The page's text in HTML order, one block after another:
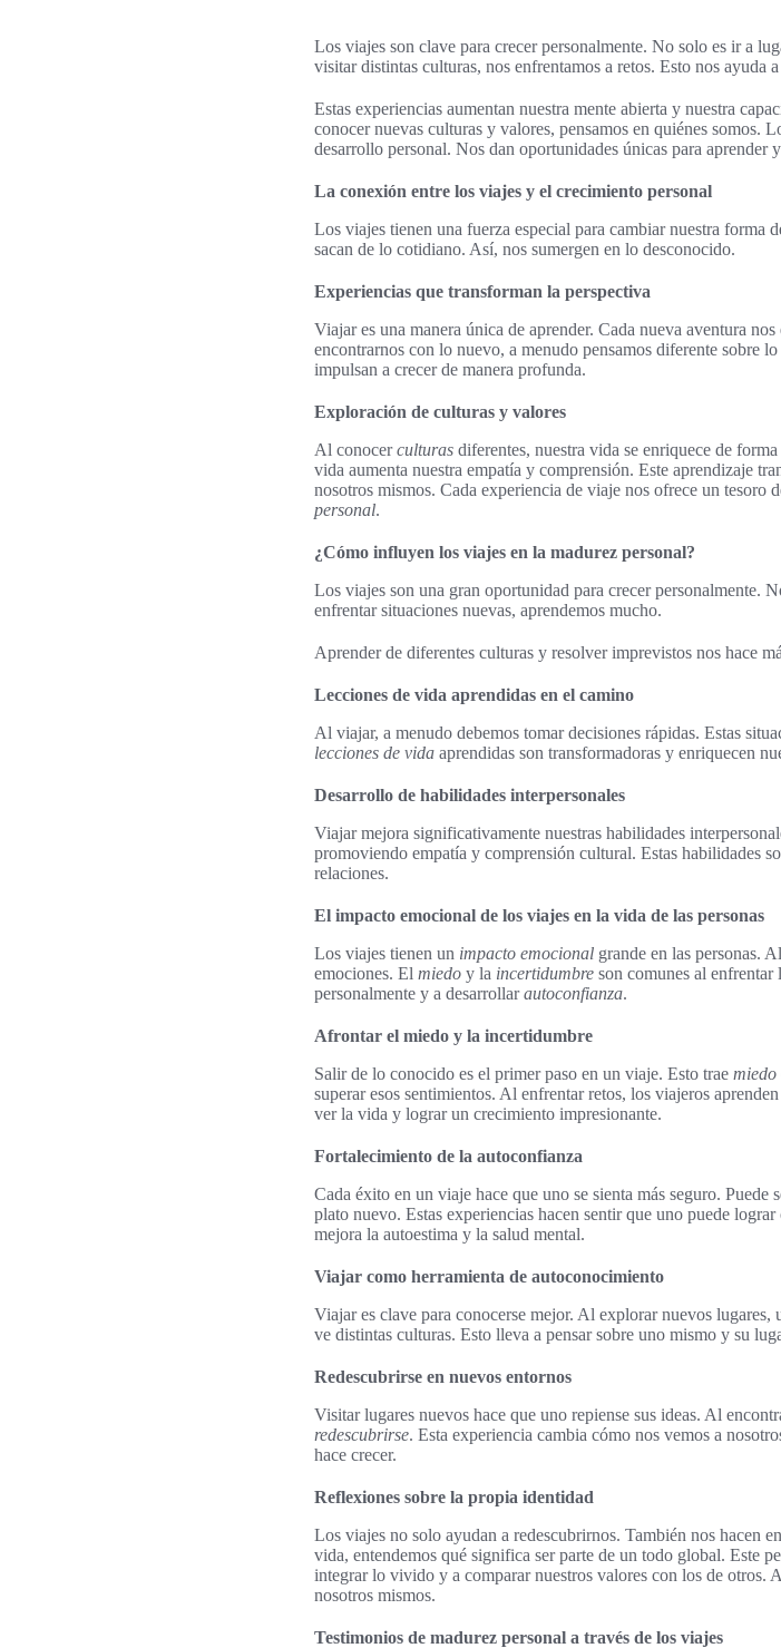
Los viajes son clave para crecer personalmente. No solo es ir a
visitar distintas culturas, nos enfrentamos a retos. Esto nos ayuda
Estas experiencias aumentan nuestra mente abierta y nuestra
conocer nuevas culturas y valores, pensamos en quiénes somos.
desarrollo personal. Nos dan oportunidades únicas para aprender
La conexión entre los viajes y el crecimiento personal
Los viajes tienen una fuerza especial para cambiar nuestra forma
sacan de lo cotidiano. Así, nos sumergen en lo desconocido.
Experiencias que transforman la perspectiva
Viajar es una manera única de aprender. Cada nueva aventura
encontrarnos con lo nuevo, a menudo pensamos diferente sobre
impulsan a crecer de manera profunda.
Exploración de culturas y valores
Al conocerculturas diferentes, nuestra vida se enriquece de
vida aumenta nuestra empatía y comprensión. Este aprendizaje
nosotros mismos. Cada experiencia de viaje nos ofrece un tesoro
personal.
¿Cómo influyen los viajes en la madurez personal?
Los viajes son una gran oportunidad para crecer personalmente.
enfrentar situaciones nuevas, aprendemos mucho.
Aprender de diferentes culturas y resolver imprevistos nos hace
Lecciones de vida aprendidas en el camino
Al viajar, a menudo debemos tomar decisiones rápidas. Estas
lecciones de vida aprendidas son transformadoras y enriquecen
Desarrollo de habilidades interpersonales
Viajar mejora significativamente nuestras habilidades
promoviendo empatía y comprensión cultural. Estas habilidades
relaciones.
El impacto emocional de los viajes en la vida de las personas
Los viajes tienen un impacto emocional grande en las personas.
emociones. El miedo y la incertidumbre son comunes al enfrentar
personalmente y a desarrollarautoconfianza.
Afrontar el miedo y la incertidumbre
Salir de lo conocido es el primer paso en un viaje. Esto trae miedo
superar esos sentimientos. Al enfrentar retos, los viajeros
ver la vida y lograr un crecimiento impresionante.
Fortalecimiento de la autoconfianza
Cada éxito en un viaje hace que uno se sienta más seguro.
plato nuevo. Estas experiencias hacen sentir que uno puede
mejora la autoestima y la salud mental.
Viajar como herramienta de autoconocimiento
Viajar es clave para conocerse mejor. Al explorar nuevos
ve distintas culturas. Esto lleva a pensar sobre uno mismo y su
Redescubrirse en nuevos entornos
Visitar lugares nuevos hace que uno repiense sus ideas. Al
redescubrirse. Esta experiencia cambia cómo nos vemos a
hace crecer.
Reflexiones sobre la propia identidad
Los viajes no solo ayudan a redescubrirnos. También nos hacen
vida, entendemos qué significa ser parte de un todo global. Este
integrar lo vivido y a comparar nuestros valores con los de otros.
nosotros mismos.
Testimonios de madurez personal a través de los viajes